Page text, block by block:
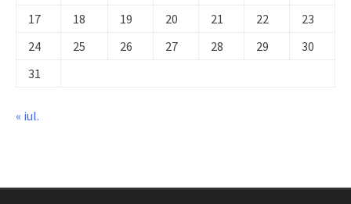
17
18 19 20 21 22
23
24
25 26 27 28 29
30
31
« iul.